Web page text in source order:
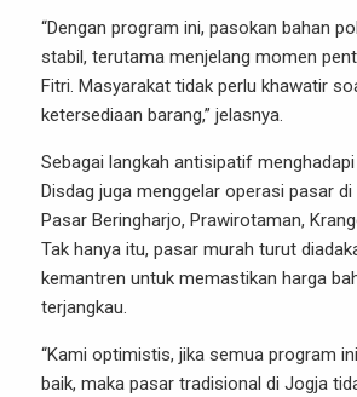
“Dengan program ini, pasokan bahan
stabil, terutama menjelang momen
Fitri. Masyarakat tidak perlu khawatir
ketersediaan barang,” jelasnya.
Sebagai langkah antisipatif
Disdag juga menggelar operasi pasar
Pasar Beringharjo, Prawirotaman,
Tak hanya itu, pasar murah turut
kemantren untuk memastikan harga
terjangkau.
“Kami optimistis, jika semua program
baik, maka pasar tradisional di Jogja